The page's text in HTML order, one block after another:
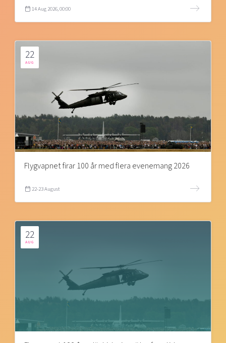
14 Aug 2026, 00:00
22
AUG
Flygvapnet firar 100 år med flera evenemang 2026
22-23 August
22
AUG